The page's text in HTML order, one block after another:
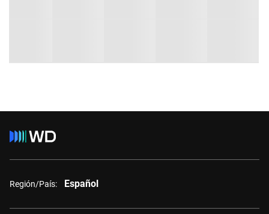
Región/País: Español